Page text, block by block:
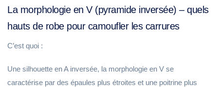
La morphologie en V (pyramide inversée) – quels
hauts de robe pour camoufler les carrures
C’est quoi :
Une silhouette en A inversée, la morphologie en V se
caractérise par des épaules plus étroites et une poitrine plus